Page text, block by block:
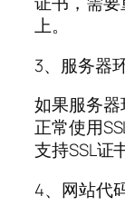
上。
3、服务器
如果服务器
正常使用
支持SSL证
4、网站代